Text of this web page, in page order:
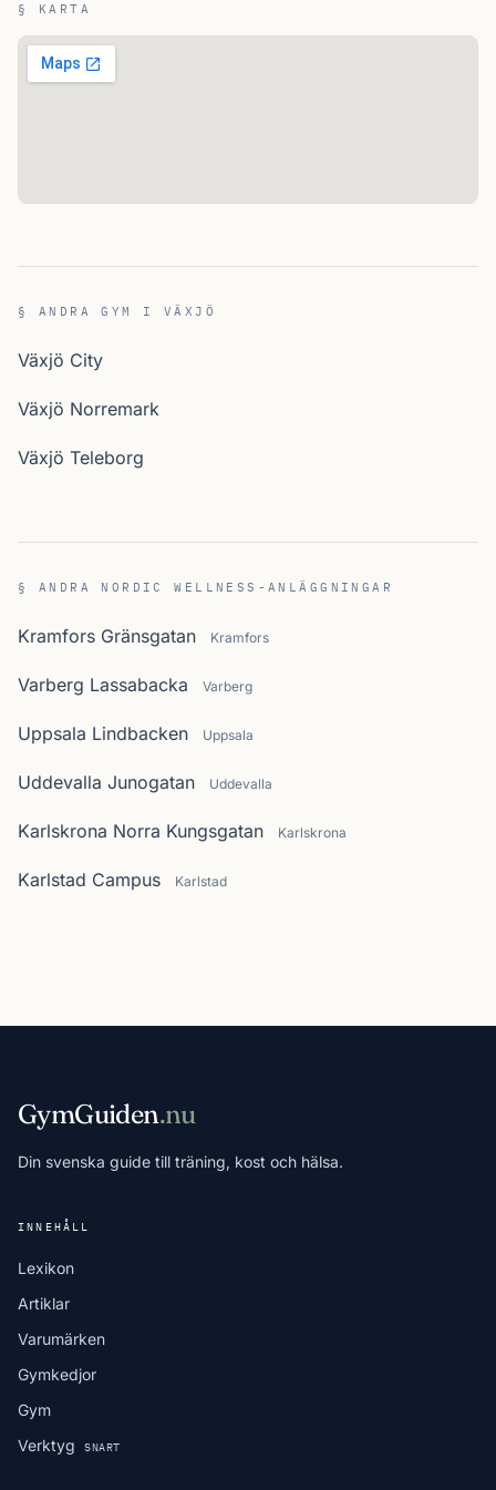
§ KARTA
§ ANDRA GYM I VÄXJÖ
Växjö City
Växjö Norremark
Växjö Teleborg
§ ANDRA NORDIC WELLNESS-ANLÄGGNINGAR
Kramfors Gränsgatan Kramfors
Varberg Lassabacka Varberg
Uppsala Lindbacken Uppsala
Uddevalla Junogatan Uddevalla
Karlskrona Norra Kungsgatan Karlskrona
Karlstad Campus Karlstad
GymGuiden.nu
Din svenska guide till träning, kost och hälsa.
INNEHÅLL
Lexikon
Artiklar
Varumärken
Gymkedjor
Gym
Verktyg
SNART